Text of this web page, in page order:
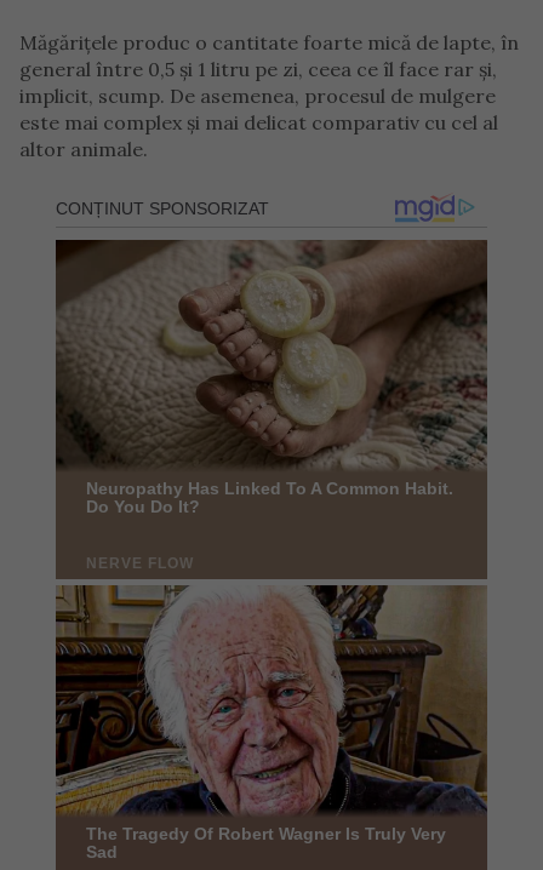
Măgărițele produc o cantitate foarte mică de lapte, în
general între 0,5 și 1 litru pe zi, ceea ce îl face rar și,
implicit, scump. De asemenea, procesul de mulgere
este mai complex și mai delicat comparativ cu cel al
altor animale.